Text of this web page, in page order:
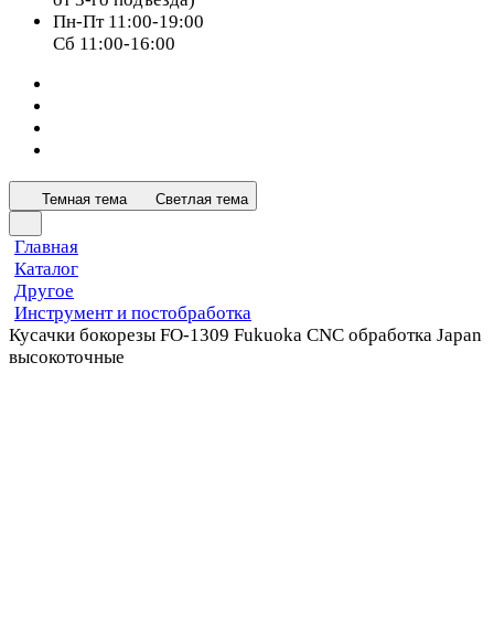
Пн-Пт 11:00-19:00
Сб 11:00-16:00
Темная тема Светлая тема
Главная
Каталог
Другое
Инструмент и постобработка
Кусачки бокорезы FO-1309 Fukuoka CNC обработка Japan
высокоточные